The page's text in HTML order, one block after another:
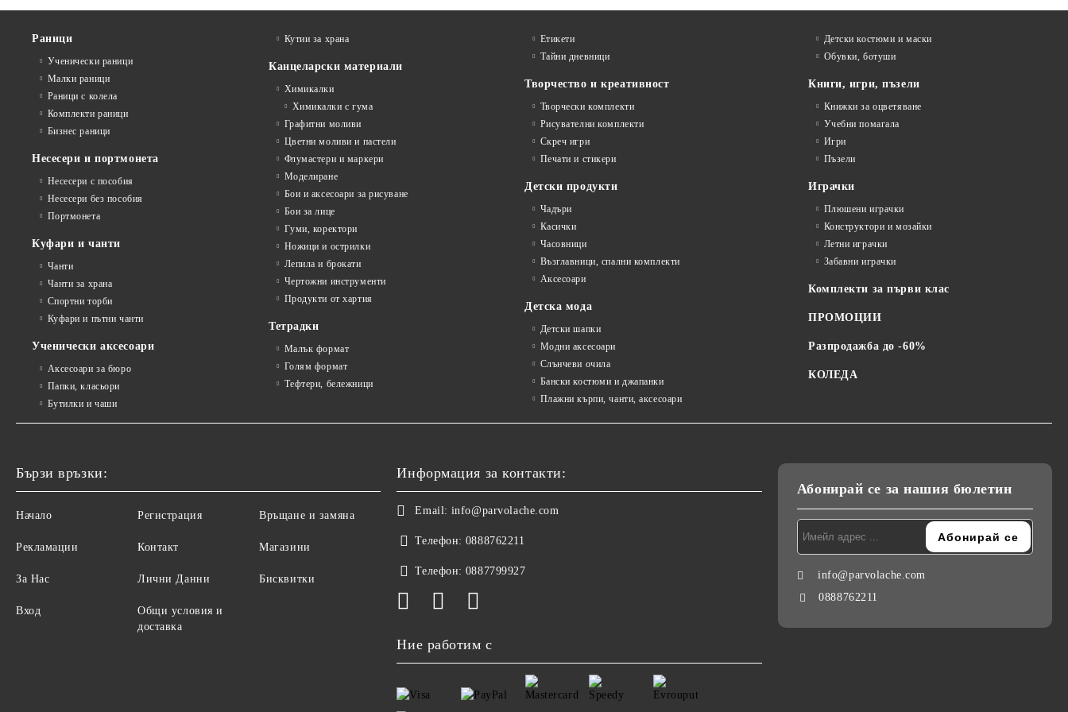
Раници
Ученически раници
Малки раници
Раници с колела
Комплекти раници
Бизнес раници
Несесери и портмонета
Несесери с пособия
Несесери без пособия
Портмонета
Куфари и чанти
Чанти
Чанти за храна
Спортни торби
Куфари и пътни чанти
Ученически аксесоари
Аксесоари за бюро
Папки, класьори
Бутилки и чаши
Кутии за храна
Канцеларски материали
Химикалки
Химикалки с гума
Графитни моливи
Цветни моливи и пастели
Флумастери и маркери
Моделиране
Бои и аксесоари за рисуване
Бои за лице
Гуми, коректори
Ножици и острилки
Лепила и брокати
Чертожни инструменти
Продукти от хартия
Тетрадки
Малък формат
Голям формат
Тефтери, бележници
Етикети
Тайни дневници
Творчество и креативност
Творчески комплекти
Рисувателни комплекти
Скреч игри
Печати и стикери
Детски продукти
Чадъри
Касички
Часовници
Възглавници, спални комплекти
Аксесоари
Детска мода
Детски шапки
Модни аксесоари
Слънчеви очила
Бански костюми и джапанки
Плажни кърпи, чанти, аксесоари
Детски костюми и маски
Обувки, ботуши
Книги, игри, пъзели
Книжки за оцветяване
Учебни помагала
Игри
Пъзели
Играчки
Плюшени играчки
Конструктори и мозайки
Летни играчки
Забавни играчки
Комплекти за първи клас
ПРОМОЦИИ
Разпродажба до -60%
КОЛЕДА
Бързи връзки:
Начало
Рекламации
За Нас
Вход
Регистрация
Контакт
Лични Данни
Общи условия и
доставка
Връщане и замяна
Магазини
Бисквитки
Информация за контакти:
Email: info@parvolache.com
Телефон: 0888762211
Телефон: 0887799927
Ние работим с
Абонирай се за нашия бюлетин
info@parvolache.com
0888762211